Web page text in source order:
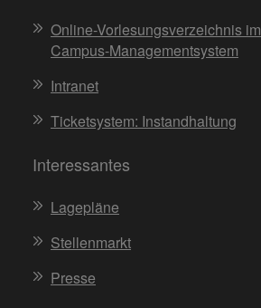
Online-Vorlesungsverzeichnis im
Campus-Managementsystem
Intranet
Ticketsystem: Instandhaltung
Interessantes
Lagepläne
Stellenmarkt
Presse